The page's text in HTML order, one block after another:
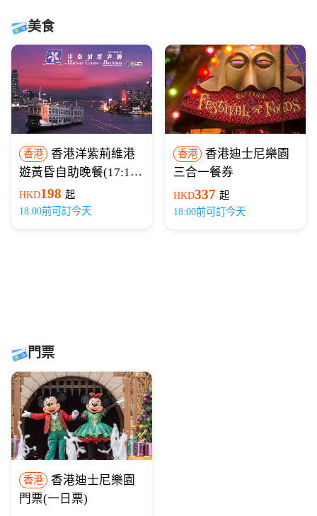
美食
香港
香港洋紫荊維港
遊黃昏自助晚餐(17:15
開船)
HKD198 起
18:00前可訂今天
香港
香港迪士尼樂園
三合一餐券
HKD337 起
18:00前可訂今天
門票
香港
香港迪士尼樂園
門票(一日票)